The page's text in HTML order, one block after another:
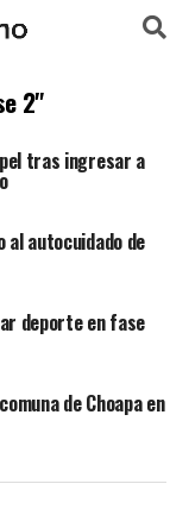
2"
tras ingresar a
al autocuidado de
deporte en fase
de Choapa en